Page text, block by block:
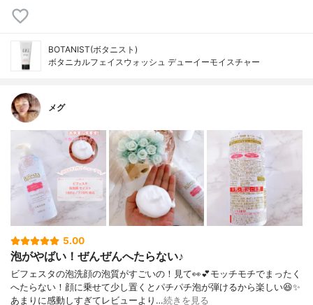
BOTANIST(ボタニスト)
ボタニカルフェイスウォッシュ デューイーモイスチャー
メグ
5.00
泡がやばい！ぜんぜんへたらない♪
ビフェスタの泡洗顔の泡質がすごいの！見て👀💕モッチモチでまったく
へたらない！顔に乗せて少し置くとパチパチ泡が弾けるから楽しい😆✨
あまりに感動しすぎてレビューより…続きを見る